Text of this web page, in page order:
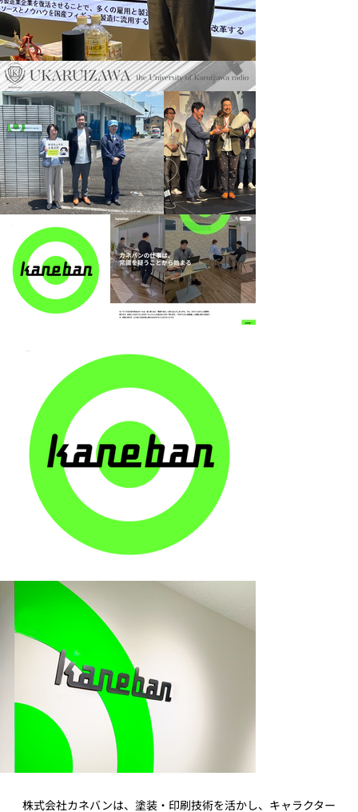
株式会社カネバンは、塗装・印刷技術を活かし、キャラクター